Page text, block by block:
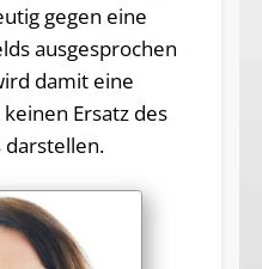
gegen eine
ausgesprochen
damit eine
Ersatz des
darstellen.